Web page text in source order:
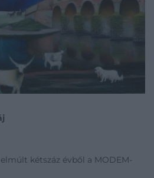
kétszáz évből a MODEM-